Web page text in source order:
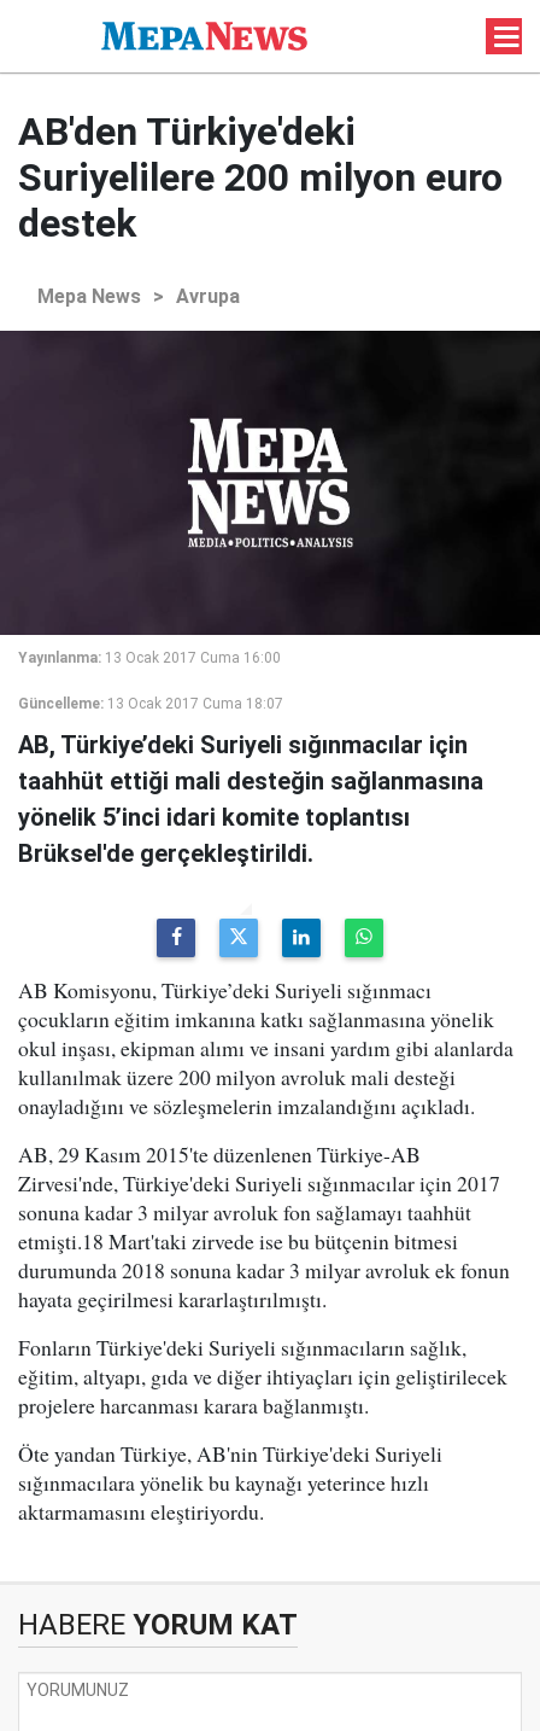
AB'den Türkiye'deki
Suriyelilere 200 milyon euro
destek
Mepa News > Avrupa
Yayınlanma: 13 Ocak 2017 Cuma 16:00
Güncelleme: 13 Ocak 2017 Cuma 18:07
AB, Türkiye’deki Suriyeli sığınmacılar için
taahhüt ettiği mali desteğin sağlanmasına
yönelik 5’inci idari komite toplantısı
Brüksel'de gerçekleştirildi.
AB Komisyonu, Türkiye’deki Suriyeli sığınmacı
çocukların eğitim imkanına katkı sağlanmasına yönelik
okul inşası, ekipman alımı ve insani yardım gibi alanlarda
kullanılmak üzere 200 milyon avroluk mali desteği
onayladığını ve sözleşmelerin imzalandığını açıkladı.
AB, 29 Kasım 2015'te düzenlenen Türkiye-AB
Zirvesi'nde, Türkiye'deki Suriyeli sığınmacılar için 2017
sonuna kadar 3 milyar avroluk fon sağlamayı taahhüt
etmişti.18 Mart'taki zirvede ise bu bütçenin bitmesi
durumunda 2018 sonuna kadar 3 milyar avroluk ek fonun
hayata geçirilmesi kararlaştırılmıştı.
Fonların Türkiye'deki Suriyeli sığınmacıların sağlık,
eğitim, altyapı, gıda ve diğer ihtiyaçları için geliştirilecek
projelere harcanması karara bağlanmıştı.
Öte yandan Türkiye, AB'nin Türkiye'deki Suriyeli
sığınmacılara yönelik bu kaynağı yeterince hızlı
aktarmamasını eleştiriyordu.
HABERE YORUM KAT